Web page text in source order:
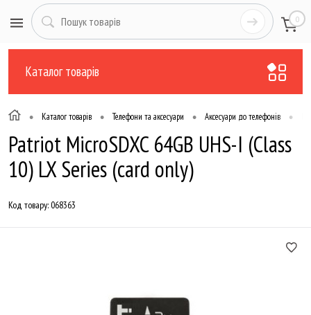
0
Каталог товарів
• Каталог товарів • Телефони та аксесуари • Аксесуари до телефонів •
Patriot MicroSDXC 64GB UHS-I (Class
10) LX Series (card only)
Код товару:068363